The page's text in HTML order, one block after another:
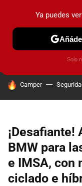
PRUEBAS
HOY SE HABLA DE
Camper
¡Desafiante!
BMW para
e IMSA, con
ciclado e
Ya puedes
Solo